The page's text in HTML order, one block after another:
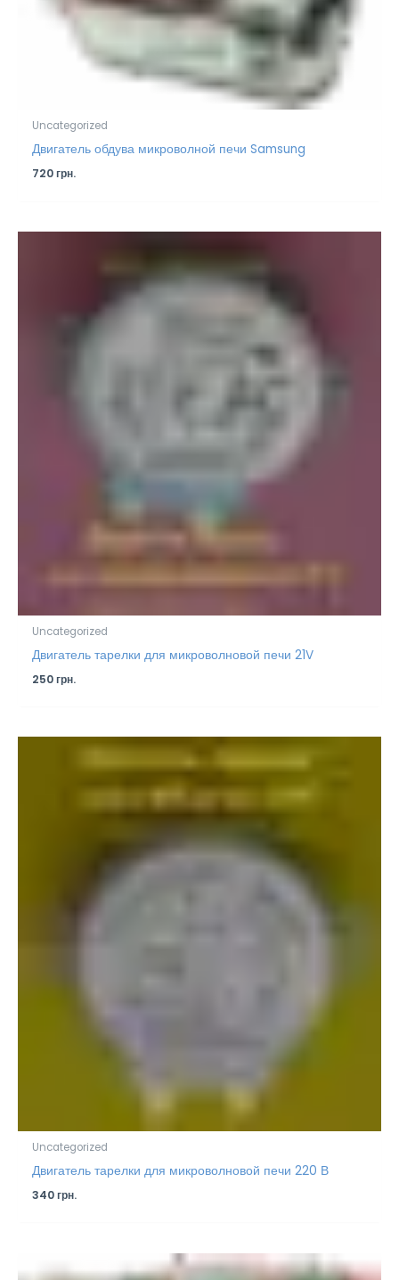
Uncategorized
Двигатель обдува микроволной печи Samsung
720грн.
Uncategorized
Двигатель тарелки для микроволновой печи 21V
250грн.
Uncategorized
Двигатель тарелки для микроволновой печи 220 В
340грн.